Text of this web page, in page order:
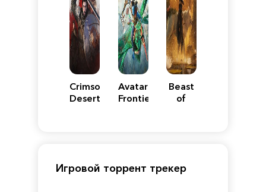
Crimson
Desert
Avatar:
Frontiers
Beast
of
Игровой торрент трекер